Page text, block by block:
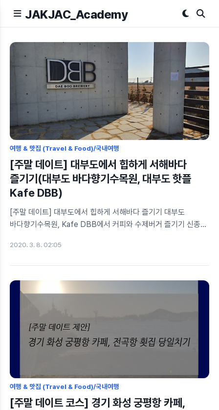
JAKJAC_Academy
여행 & 맛집 (Travel & Food)/국내여행
[주말 데이트] 대부도에서 힙하게 서해바다
즐기기(대부도 바다향기수목원, 대부도 핫플
Kafe DBB)
[주말 데이트] 대부도에서 힙하게 서해바다 즐기기 대부도
바다향기수목원, Kafe DBB에서 커피와 수제버거 즐기기 신종
답답하시죠? 저도 사람 많은 도심을 벗어나 힐링을 하고자
후기 함께 보시죠! 안산 바다향기수목원? 3월 초에 가면 황량해
우선 저희는 안산 바다향기수목원으로 향했습니다. 현재
보니 약간은 메마르고 황량한 느낌이 있습니다. 그래서인지
사진을 찍은게 없네요 다음에 재방문 후 후기를 나누도록 할께요
ㅠㅠ 대부도 분위기 좋은 카페? Kafe DBB가 있잖아..
2020. 3. 8. 02:05
여행 & 맛집 (Travel & Food)/국내여행
[주말 데이트 코스] 경기 화성 궁평항 카페,